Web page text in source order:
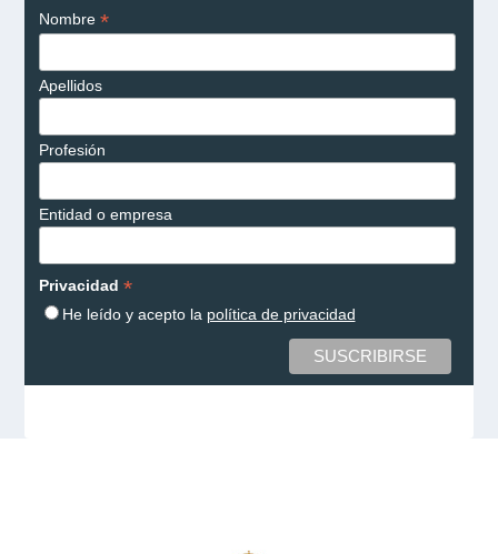
Nombre *
Apellidos
Profesión
Entidad o empresa
Privacidad *
He leído y acepto la política de privacidad